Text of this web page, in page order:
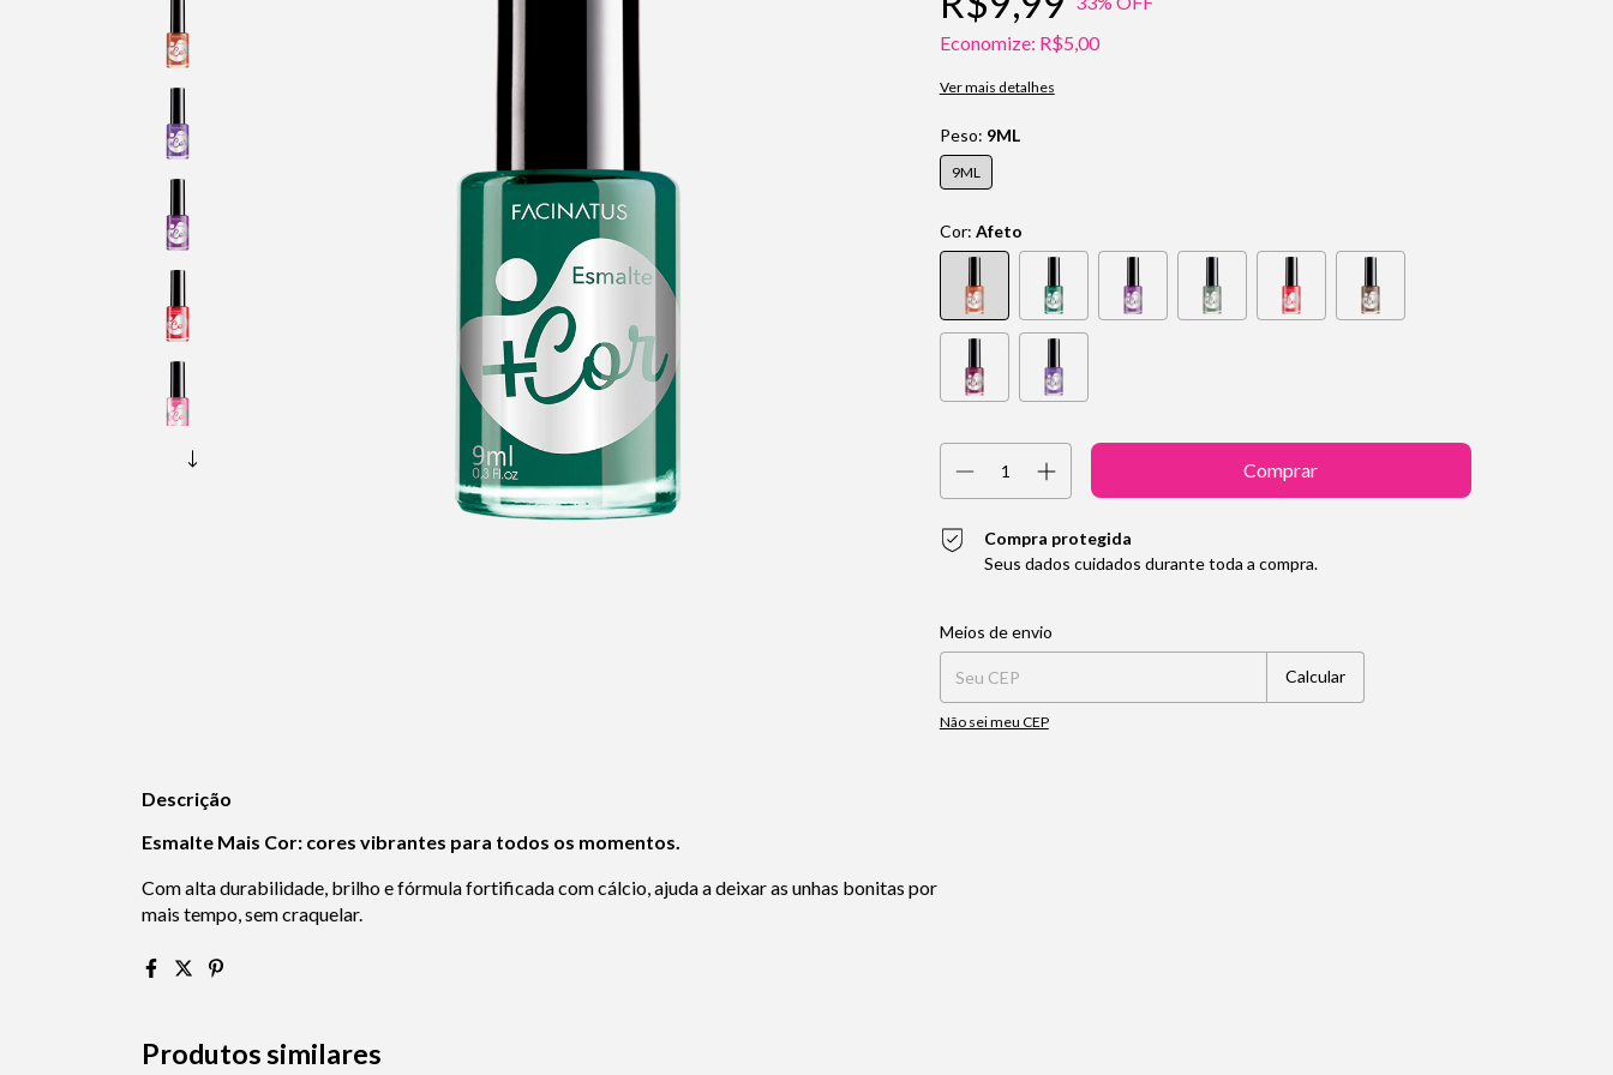
Economize: R$5,00
Ver mais detalhes
Peso: 9ML
9ML
Cor: Afeto
Compra protegida
Seus dados cuidados durante toda a compra.
Entregas para o CEP:
Meios de envio
Calcular
Não sei meu CEP
Descrição
Esmalte Mais Cor: cores vibrantes para todos os momentos.
Com alta durabilidade, brilho e fórmula fortificada com cálcio, ajuda a deixar as unhas bonitas por
mais tempo, sem craquelar.
Produtos similares